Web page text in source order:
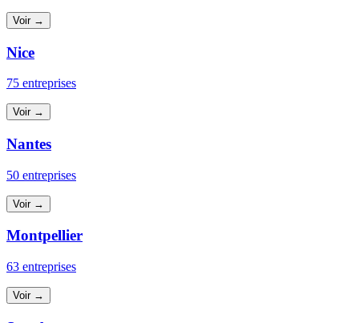
Voir →
Nice
75 entreprises
Voir →
Nantes
50 entreprises
Voir →
Montpellier
63 entreprises
Voir →